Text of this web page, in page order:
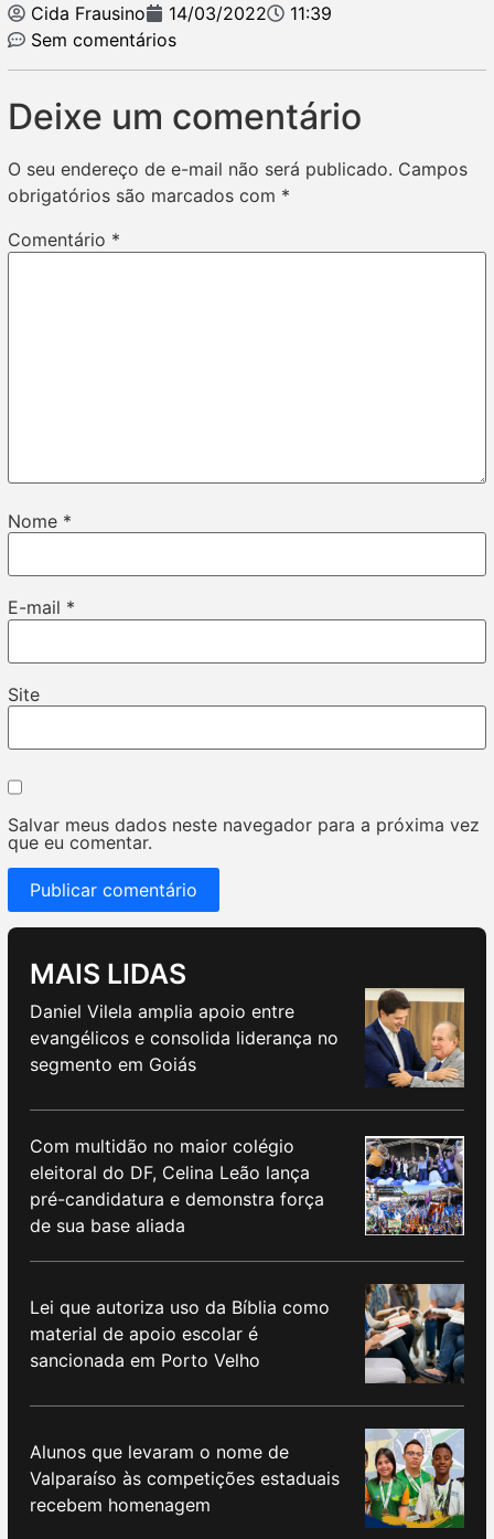
Cida Frausino 14/03/2022
11:39
Sem comentários
Deixe um comentário
O seu endereço de e-mail não será publicado. Campos
obrigatórios são marcados com *
Comentário *
Nome *
E-mail *
Site
Salvar meus dados neste navegador para a próxima vez
que eu comentar.
MAIS LIDAS
Daniel Vilela amplia apoio entre
evangélicos e consolida liderança no
segmento em Goiás
Com multidão no maior colégio
eleitoral do DF, Celina Leão lança
pré-candidatura e demonstra força
de sua base aliada
Lei que autoriza uso da Bíblia como
material de apoio escolar é
sancionada em Porto Velho
Alunos que levaram o nome de
Valparaíso às competições estaduais
recebem homenagem